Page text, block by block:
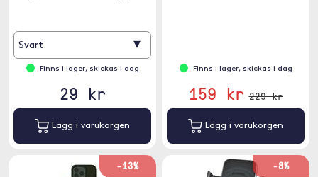
Svart ▾
Finns i lager, skickas i dag
29 kr
Lägg i varukorgen
Finns i lager, skickas i dag
159 kr 229 kr
Lägg i varukorgen
-13% -8%